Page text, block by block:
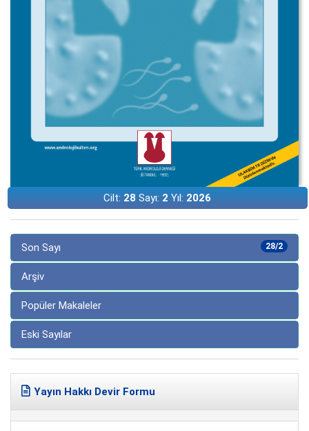
Cilt: 28 Sayı: 2 Yıl: 2026
28/2
Son Sayı
Arşiv
Popüler Makaleler
Eski Sayılar
Yayın Hakkı Devir Formu